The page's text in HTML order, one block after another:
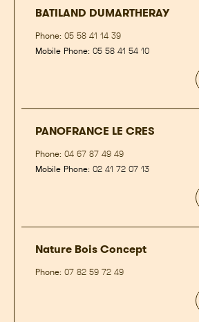
BATILAND DUMARTHERAY
Phone: 05 58 41 14 39
Mobile Phone: 05 58 41 54 10
PANOFRANCE LE CRES
Phone: 04 67 87 49 49
Mobile Phone: 02 41 72 07 13
Nature Bois Concept
Phone: 07 82 59 72 49